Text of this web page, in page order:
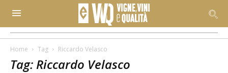
Home Tag Riccardo Velasco
Tag: Riccardo Velasco